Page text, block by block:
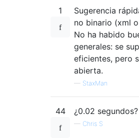
1
Sugerencia
no binario (xml
No ha habido
generales: se
eficientes, pero
abierta.
— StaxMan
44 ¿0.02
— Chris S